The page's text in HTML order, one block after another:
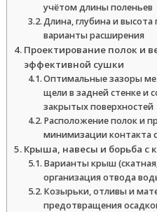
учётом длины поленьев
Длина, глубина и
варианты расширения
Проектирование полок и
эффективной сушки
Оптимальные зазоры
щели в задней стенке и
закрытых поверхностей
Расположение полок и
минимизации контакта
Крыша, навесы и борьба с
Варианты крыш
организация отвода
Козырьки, отливы и
предотвращения